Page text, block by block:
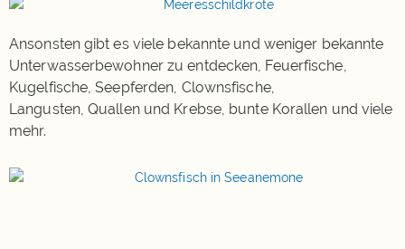
Ansonsten gibt es viele bekannte und weniger bekannte
Unterwasserbewohner zu entdecken, Feuerfische,
Kugelfische, Seepferden, Clownsfische,
Langusten, Quallen und Krebse, bunte Korallen und viele
mehr.